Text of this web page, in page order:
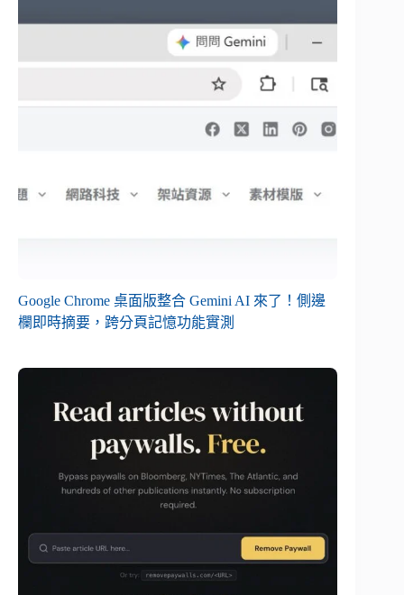
Google Chrome 桌面版整合 Gemini AI 來了！側邊
欄即時摘要，跨分頁記憶功能實測